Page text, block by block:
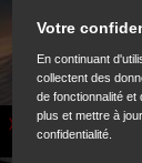
Voitures
Votre
En continuant
collectent des
de fonctionnalité
plus et mettre à
confidentialité.